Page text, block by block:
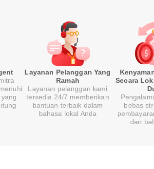
Layanan Pelanggan Yang
Ramah
Layanan pelanggan kami
tersedia 24/7 memberikan
bantuan terbaik dalam
bahasa lokal Anda
Secara
bebas
dan